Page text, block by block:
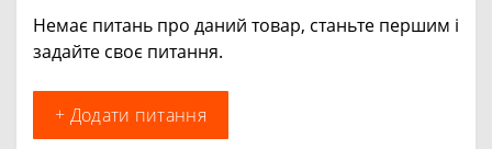
Немає питань про даний товар, станьте першим і
задайте своє питання.
+ Додати питання